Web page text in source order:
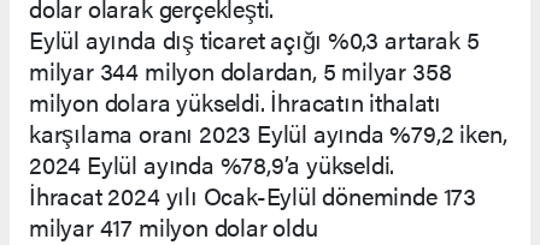
dolar olarak gerçekleşti.
Eylül ayında dış ticaret açığı %0,3 artarak 5
milyar 344 milyon dolardan, 5 milyar 358
milyon dolara yükseldi. İhracatın ithalatı
karşılama oranı 2023 Eylül ayında %79,2 iken,
2024 Eylül ayında %78,9’a yükseldi.
İhracat 2024 yılı Ocak-Eylül döneminde 173
milyar 417 milyon dolar oldu